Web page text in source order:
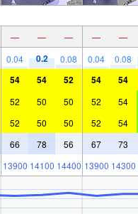
— — — — —
0.04 0.2 0.08 0.04 0.08
54 54 52 54 54
52 50 50 52 54
52 50 50 52 54
66 78 56 67 73
13900 14100 14400 13900 14300